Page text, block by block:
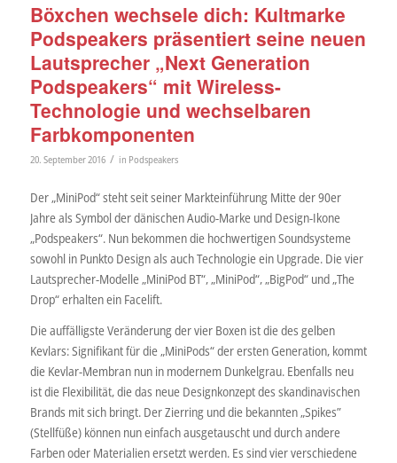
Böxchen wechsele dich: Kultmarke
Podspeakers präsentiert seine neuen
Lautsprecher „Next Generation
Podspeakers“ mit Wireless-
Technologie und wechselbaren
Farbkomponenten
20. September 2016 / in Podspeakers
Der „MiniPod“ steht seit seiner Markteinführung Mitte der 90er
Jahre als Symbol der dänischen Audio-Marke und Design-Ikone
„Podspeakers“. Nun bekommen die hochwertigen Soundsysteme
sowohl in Punkto Design als auch Technologie ein Upgrade. Die vier
Lautsprecher-Modelle „MiniPod BT“, „MiniPod“, „BigPod“ und „The
Drop“ erhalten ein Facelift.
Die auffälligste Veränderung der vier Boxen ist die des gelben
Kevlars: Signifikant für die „MiniPods“ der ersten Generation, kommt
die Kevlar-Membran nun in modernem Dunkelgrau. Ebenfalls neu
ist die Flexibilität, die das neue Designkonzept des skandinavischen
Brands mit sich bringt. Der Zierring und die bekannten „Spikes”
(Stellfüße) können nun einfach ausgetauscht und durch andere
Farben oder Materialien ersetzt werden. Es sind vier verschiedene